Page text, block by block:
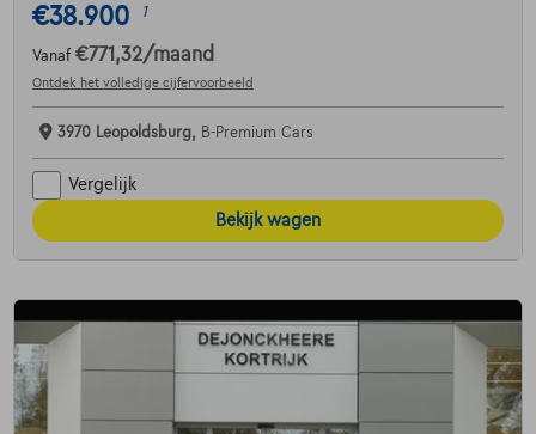
€38.900 1
Vanaf €771,32/maand
Ontdek het volledige cijfervoorbeeld
3970 Leopoldsburg, B-Premium Cars
Vergelijk
Bekijk wagen